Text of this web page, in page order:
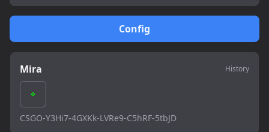
Config
Mira History
CSGO-Y3Hi7-4GXKk-LVRe9-C5hRF-5tbJD